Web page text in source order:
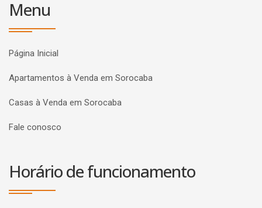
Menu
Página Inicial
Apartamentos à Venda em Sorocaba
Casas à Venda em Sorocaba
Fale conosco
Horário de funcionamento